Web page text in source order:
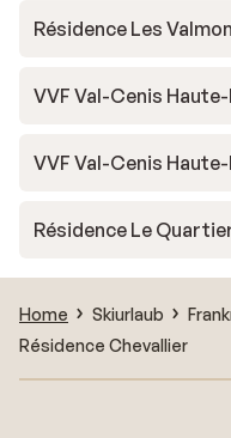
Résidence Les
VVF Val-Cenis
VVF Val-Cenis
Résidence Le
Home Skiurlaub
Résidence Chevallier